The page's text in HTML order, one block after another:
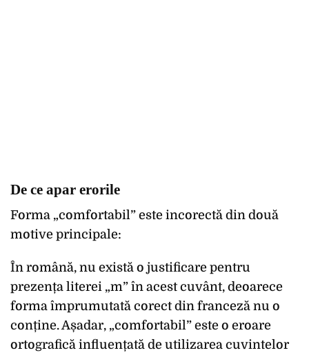
De ce apar erorile
Forma „comfortabil” este incorectă din două
motive principale:
În română, nu există o justificare pentru
prezența literei „m” în acest cuvânt, deoarece
forma împrumutată corect din franceză nu o
conține. Așadar, „comfortabil” este o eroare
ortografică influențată de utilizarea cuvintelor